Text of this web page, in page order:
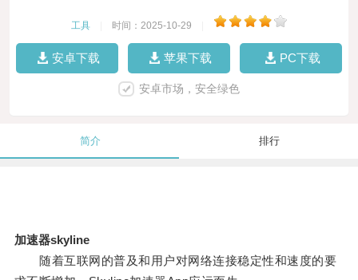
工具 时间：2025-10-29
安卓下载 苹果下载 PC下载
安卓市场，安全绿色
简介 排行
加速器skyline
随着互联网的普及和用户对网络连接稳定性和速度的要